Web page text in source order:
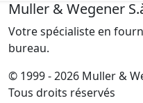
Muller & Wegener
Votre spécialiste en
bureau.
© 1999 - 2026 Muller &
Tous droits réservés